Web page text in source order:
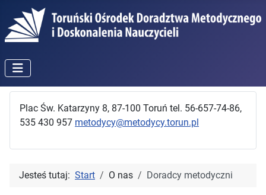
Plac Św. Katarzyny 8, 87-100 Toruń tel. 56-657-74-86,
535 430 957 metodycy@metodycy.torun.pl
Jesteś tutaj: Start O nas Doradcy metodyczni